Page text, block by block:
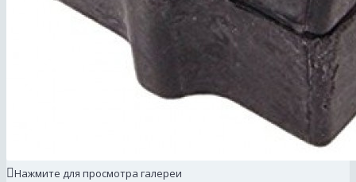
Нажмите для просмотра галереи